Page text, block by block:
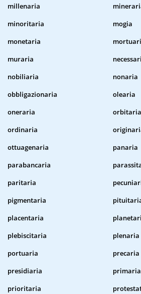
millenaria
minoritaria
mogia
monetaria
muraria
nobiliaria
nonaria
obbligazionaria
olearia
oneraria
orbitaria
ordinaria
ottuagenaria
panaria
parabancaria
paritaria
pigmentaria
placentaria
plebiscitaria
plenaria
portuaria
precaria
presidiaria
primaria
prioritaria